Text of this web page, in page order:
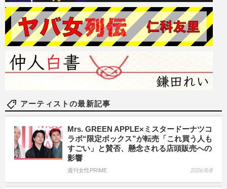
アーティストの最新記事
Mrs. GREEN APPLE×ミスタードーナツコ
ラボ“限定ボックス”が転売「これ買う人も
すごい」と賛否、懸念される店頭販売への
影響
週刊女性PRIME 2026/8/8